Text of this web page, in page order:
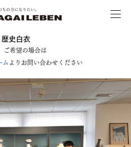
MENU
歴史白衣
ご希望の場合は
ム よりお問い合わせください